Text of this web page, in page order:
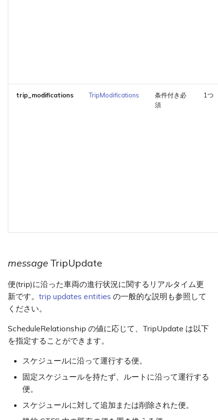
trip_modifications TripModifications
条件付き必
須
1つ
message TripUpdate
便(trip)に沿った車両の進行状況に関するリアルタイム更
新です。 trip updates entities の一般的な説明も参照して
ください。
ScheduleRelationship の値に応じて、TripUpdate は以下
を指定することができます。
スケジュールに沿って運行する便。
固定スケジュールを持たず、ルートに沿って運行する
便。
スケジュールに対して追加または削除された便。